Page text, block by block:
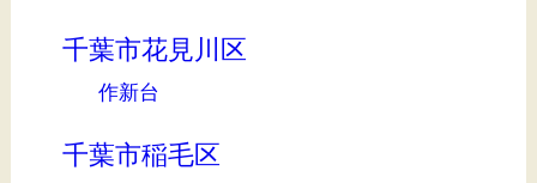
千葉市花見川区
作新台
千葉市稲毛区